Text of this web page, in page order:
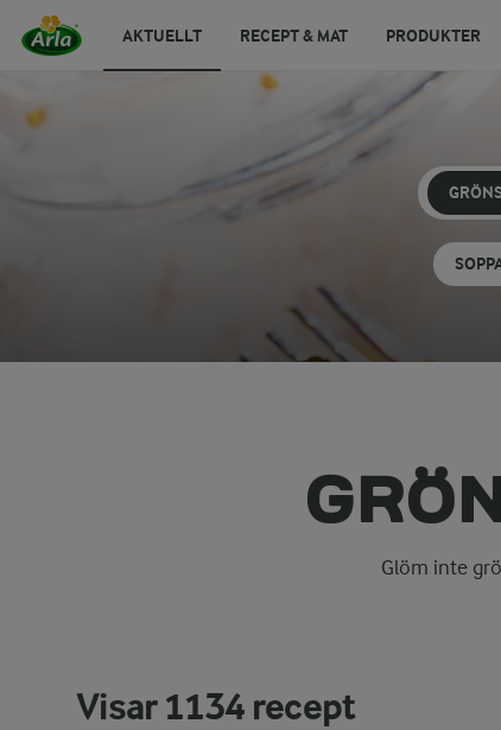
AKTUELLT RECEPT & MAT PRODUKTER
Glöm inte
Visar1134 recept